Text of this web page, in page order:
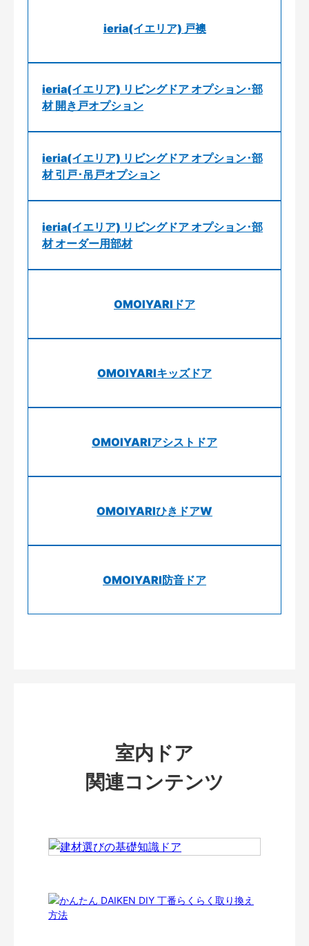
ieria(イエリア) 戸襖
ieria(イエリア) リビングドア オプション･部
材 開き戸オプション
ieria(イエリア) リビングドア オプション･部
材 引戸･吊戸オプション
ieria(イエリア) リビングドア オプション･部
材 オーダー用部材
OMOIYARIドア
OMOIYARIキッズドア
OMOIYARIアシストドア
OMOIYARIひきドアW
OMOIYARI防音ドア
室内ドア
関連コンテンツ